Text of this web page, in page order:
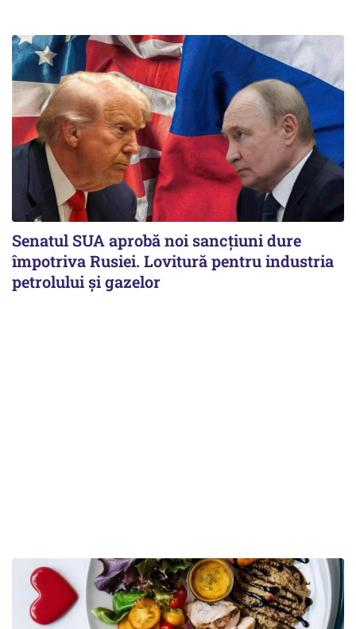
Senatul SUA aprobă noi sancțiuni dure
împotriva Rusiei. Lovitură pentru industria
petrolului și gazelor